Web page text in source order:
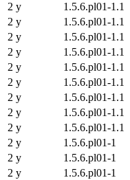
2 y
1.5.6.pl01-1.1
2 y
1.5.6.pl01-1.1
2 y
1.5.6.pl01-1.1
2 y
1.5.6.pl01-1.1
2 y
1.5.6.pl01-1.1
2 y
1.5.6.pl01-1.1
2 y
1.5.6.pl01-1.1
2 y
1.5.6.pl01-1.1
2 y
1.5.6.pl01-1.1
2 y
1.5.6.pl01-1
2 y
1.5.6.pl01-1
2 y
1.5.6.pl01-1